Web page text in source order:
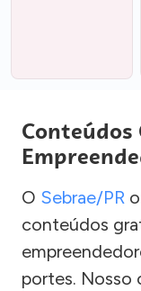
O Sebrae/PR
conteúdos
portes. Nosso